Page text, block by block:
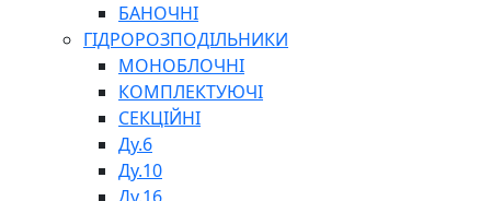
СПЕЦІАЛЬНІ
ОЛИВИ
ГЕРМЕТИКИ
ЗМАЗКИ
КЛЕЇ, ЦЕМЕНТИ, ЕПОКСИДКИ
РЕМОНТ ГІДРОЦИЛІНДРІВ
БАНОЧНІ
ГІДРОРОЗПОДІЛЬНИКИ
МОНОБЛОЧНІ
КОМПЛЕКТУЮЧІ
СЕКЦІЙНІ
Ду.6
Ду.10